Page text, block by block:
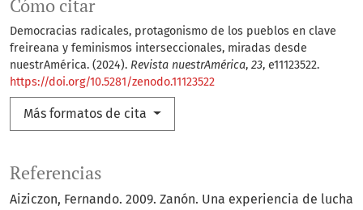
Cómo citar
Democracias radicales, protagonismo de los pueblos en clave
freireana y feminismos interseccionales, miradas desde
nuestrAmérica. (2024). Revista nuestrAmérica, 23, e11123522.
https://doi.org/10.5281/zenodo.11123522
Más formatos de cita
Referencias
Aiziczon, Fernando. 2009. Zanón. Una experiencia de lucha